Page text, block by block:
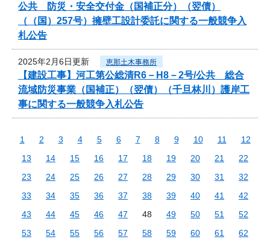
公共 防災・安全交付金（国補正分）（翌債）
（（国）257号）擁壁工設計委託に関する一般競争入
札公告
2025年2月6日更新 恵那土木事務所
【建設工事】河工第公総清R6－H8－2号/公共 総合
流域防災事業（国補正）（翌債）（千旦林川）護岸工
事に関する一般競争入札公告
1 2 3 4 5 6 7 8 9 10 11
12
13
14 15 16 17 18 19 20 21
22
23
24 25 26 27 28 29 30 31
32
33
34 35 36 37 38 39 40 41
42
43
44 45 46 47 48 49 50 51
52
53
54 55 56 57 58 59 60 61
62